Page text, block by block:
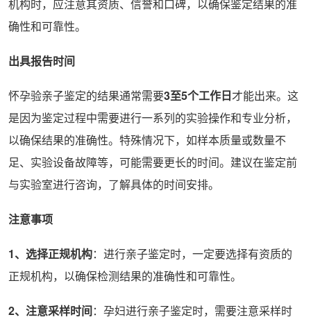
机构时，应注意其资质、信誉和口碑，以确保鉴定结果的准
确性和可靠性。
出具报告时间
怀孕验亲子鉴定的结果通常需要3至5个工作日才能出来。这
是因为鉴定过程中需要进行一系列的实验操作和专业分析，
以确保结果的准确性。特殊情况下，如样本质量或数量不
足、实验设备故障等，可能需要更长的时间。建议在鉴定前
与实验室进行咨询，了解具体的时间安排。
注意事项
1、选择正规机构：进行亲子鉴定时，一定要选择有资质的
正规机构，以确保检测结果的准确性和可靠性。
2、注意采样时间：孕妇进行亲子鉴定时，需要注意采样时